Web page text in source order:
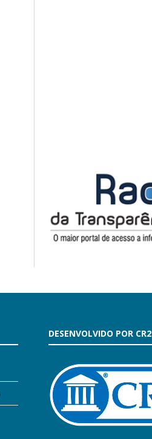
DESENVOLVIDO POR CR2